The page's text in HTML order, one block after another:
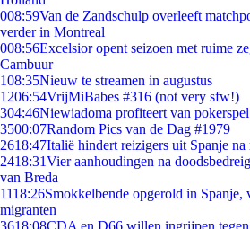
008:59Van de Zandschulp overleeft
verder in Montreal
008:56Excelsior opent seizoen met ruime
Cambuur
108:35Nieuw te streamen in augustus
1206:54VrijMiBabes #316 (not very sfw!)
304:46Niewiadoma profiteert van
3500:07Random Pics van de Dag #1979
2618:47Italië hindert reizigers uit Spanje na
2418:31Vier aanhoudingen na
van Breda
1118:26Smokkelbende opgerold in Spanje,
migranten
3618:08CDA en D66 willen ingrijpen